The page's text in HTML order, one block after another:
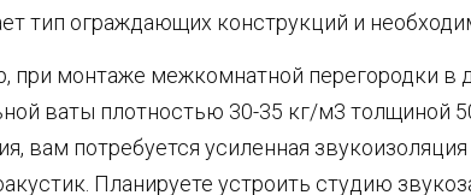
тип ограждающих конструкций и
при монтаже межкомнатной перегородки в
ваты плотностью 30-35 кг/м3 толщиной
вам потребуется усиленная
Планируете устроить студию